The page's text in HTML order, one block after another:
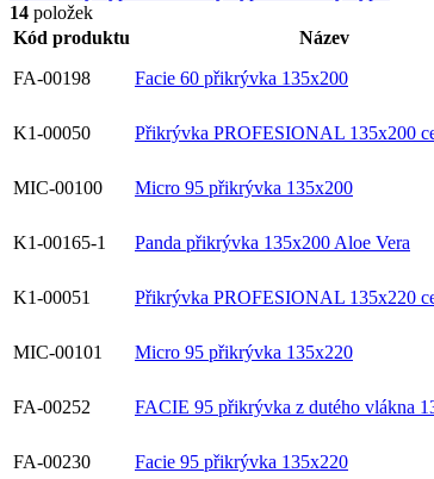
14 položek
Kód produktu
Název
FA-00198
Facie 60 přikrývka 135x200
K1-00050 Přikrývka PROFESIONAL 135x200
MIC-00100 Micro 95 přikrývka 135x200
K1-00165-1 Panda přikrývka 135x200 Aloe Vera
K1-00051 Přikrývka PROFESIONAL 135x220
MIC-00101 Micro 95 přikrývka 135x220
FA-00252 FACIE 95 přikrývka z dutého vlákna
FA-00230 Facie 95 přikrývka 135x220